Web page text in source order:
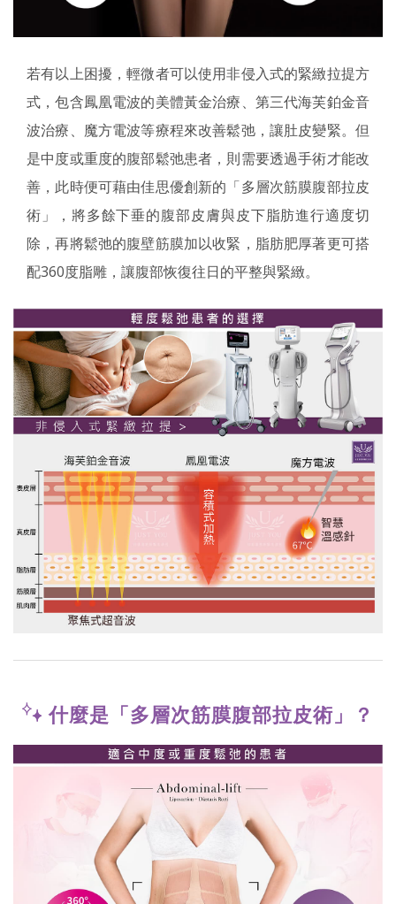
若有以上困擾，輕微者可以使用非侵入式的緊緻拉提方
式，包含鳳凰電波的美體黃金治療、第三代海芙鉑金音
波治療、魔方電波等療程來改善鬆弛，讓肚皮變緊。但
是中度或重度的腹部鬆弛患者，則需要透過手術才能改
善，此時便可藉由佳思優創新的「多層次筋膜腹部拉皮
術」，將多餘下垂的腹部皮膚與皮下脂肪進行適度切
除，再將鬆弛的腹壁筋膜加以收緊，脂肪肥厚著更可搭
配360度脂雕，讓腹部恢復往日的平整與緊緻。
什麼是「多層次筋膜腹部拉皮術」？